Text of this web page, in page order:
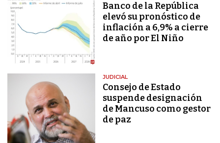
Banco de la República
elevó su pronóstico de
inflación a 6,9% a cierre
de año por El Niño
JUDICIAL
Consejo de Estado
suspende designación
de Mancuso como gestor
de paz